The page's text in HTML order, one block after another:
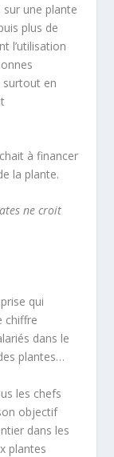
une plante
plus de
l’utilisation
surtout en
à financer
la plante.
ne croit
qui
chiffre
dans le
plantes…
les chefs
objectif
dans les
plantes